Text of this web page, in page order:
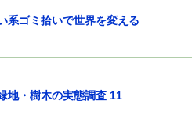
系ゴミ拾いで世界を変える
地・樹木の実態調査 11